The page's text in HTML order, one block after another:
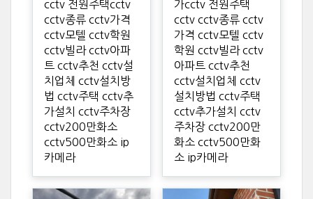
cctv 전원주택cctv
cctv종류 cctv가격
cctv모텔 cctv학원
cctv빌라 cctv아파
트 cctv추천 cctv설
치업체 cctv설치방
법 cctv주택 cctv추
가설치 cctv주차장
cctv200만화소
cctv500만화소 ip
카메라
가cctv 전원주택
cctv cctv종류 cctv
가격 cctv모텔 cctv
학원 cctv빌라 cctv
아파트 cctv추천
cctv설치업체 cctv
설치방법 cctv주택
cctv추가설치 cctv
주차장 cctv200만
화소 cctv500만화
소 ip카메라